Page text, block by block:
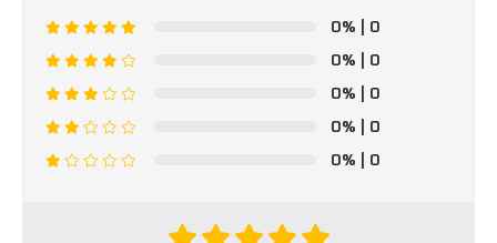
0% | 0
0% | 0
0% | 0
0% | 0
0% | 0